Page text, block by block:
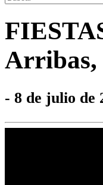
Arribas,
- 8 de julio de